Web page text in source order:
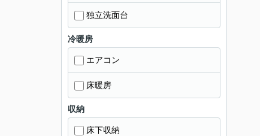
独立洗面台
冷暖房
エアコン
床暖房
収納
床下収納